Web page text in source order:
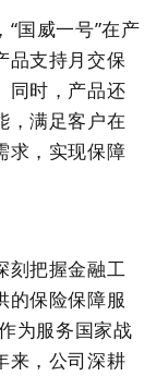
国威一号”在产
品支持月交保
同时，产品还
，满足客户在
求，实现保障
刻把握金融工
的保险保障服
为服务国家战
来，公司深耕